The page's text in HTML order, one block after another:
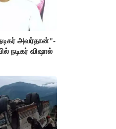
அவர்தான்"-
நடிகர் விஷால்